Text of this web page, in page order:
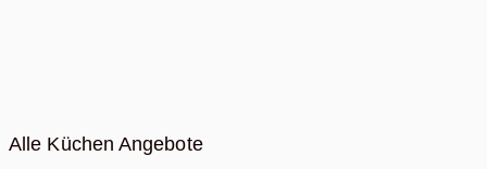
Alle Küchen Angebote